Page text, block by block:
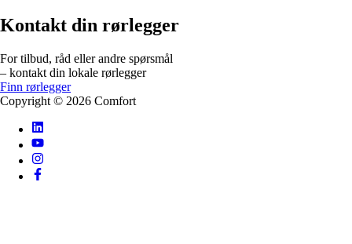
Kontakt din rørlegger
For tilbud, råd eller andre spørsmål
– kontakt din lokale rørlegger
Finn rørlegger
Copyright © 2026 Comfort